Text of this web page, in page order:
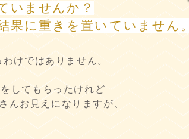
いませんか？
果に重きを置いていません
けではありません。
してもらったけれど
んお見えになりますが、